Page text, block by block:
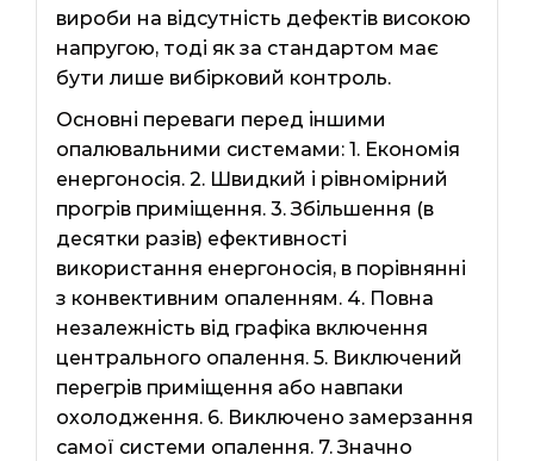
вироби на відсутність дефектів високою
напругою, тоді як за стандартом має
бути лише вибірковий контроль.
Основні переваги перед іншими
опалювальними системами: 1. Економія
енергоносія. 2. Швидкий і рівномірний
прогрів приміщення. 3. Збільшення (в
десятки разів) ефективності
використання енергоносія, в порівнянні
з конвективним опаленням. 4. Повна
незалежність від графіка включення
центрального опалення. 5. Виключений
перегрів приміщення або навпаки
охолодження. 6. Виключено замерзання
самої системи опалення. 7. Значно